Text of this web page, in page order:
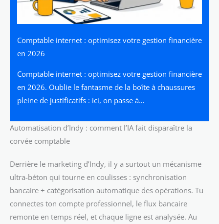
Comptable internet : optimisez votre gestion financière
en 2026
Comptable internet : optimisez votre gestion financière
en 2026. Oublie le fantasme de la boîte à chaussures
pleine de justificatifs : ici, on passe à…
Automatisation d’Indy : comment l’IA fait disparaître la
corvée comptable
Derrière le marketing d’Indy, il y a surtout un mécanisme
ultra-béton qui tourne en coulisses : synchronisation
bancaire + catégorisation automatique des opérations. Tu
connectes ton compte professionnel, le flux bancaire
remonte en temps réel, et chaque ligne est analysée. Au